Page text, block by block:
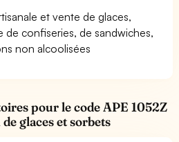
et vente de glaces,
de confiseries, de sandwiches,
non alcoolisées
pour le code APE 1052Z
glaces et sorbets